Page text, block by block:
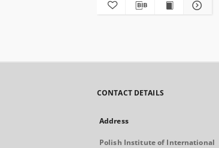
CONTACT DETAILS
Address
Polish Institute of International